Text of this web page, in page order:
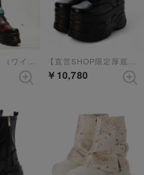
￥10,780